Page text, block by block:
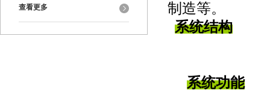
查看更多
制造等。
系统结构
系统功能